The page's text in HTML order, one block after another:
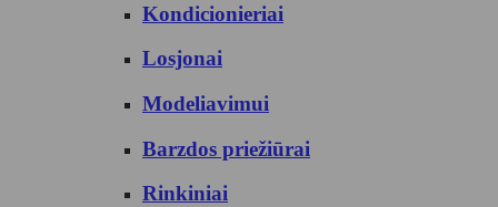
Kondicionieriai
Losjonai
Modeliavimui
Barzdos priežiūrai
Rinkiniai